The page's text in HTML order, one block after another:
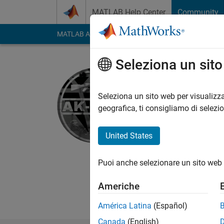
MATLAB Help Center Community
MATLAB Answers File Exchange Cody
Universitas
Last seen: oltre un
Followers:
(umsu) unggul
Seleziona un
Seleziona un sito web per
geografica, ti consigliamo di
United States
Puoi anche selezionare un sito
Americhe
América Latina (Español)
Canada (English)